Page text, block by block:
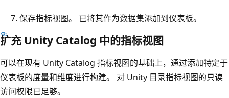
保存指标视图。 已将其作为数据集添加到仪表板。
扩充 Unity Catalog 中的指标视图
可以在现有 Unity Catalog 指标视图的基础上，通过添加特定于
仪表板的度量和维度进行构建。 对 Unity 目录指标视图的只读
访问权限已足够。